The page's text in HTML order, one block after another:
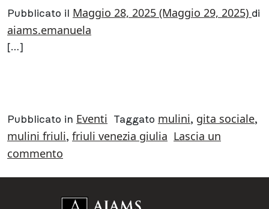
Pubblicato il Maggio 28, 2025 (Maggio 29, 2025) di
aiams.emanuela
[…]
Pubblicato in Eventi Taggato mulini, gita sociale,
mulini friuli, friuli venezia giulia Lascia un
commento